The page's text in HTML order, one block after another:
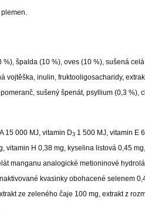
špalda (10 %), oves (10 %), sušená
vojtěška, inulin, fruktooligosacharidy,
sušený špenát, psyllium (0,3
15 000 MJ, vitamin D3 1 500 MJ, vitamin E
vitamin H 0,38 mg, kyselina listová 0,45
manganu analogické metioninové
kvasinky obohacené selenem
ze zeleného čaje 100 mg, extrakt z